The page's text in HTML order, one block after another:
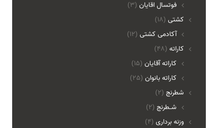
فوتسال اقايان (3)
(18) کشتی
آکادمی کشتی (12)
(48) کاراته
کاراته آقایان (15)
کاراته بانوان (25)
(2) شطرنج
شـطرنج (2)
(4) وزنه برداری